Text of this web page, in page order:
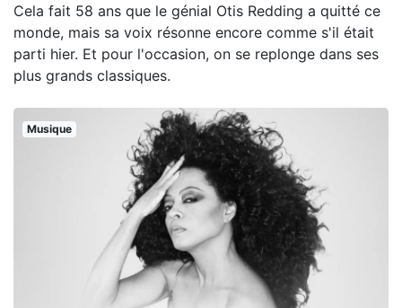
Cela fait 58 ans que le génial Otis Redding a quitté ce
monde, mais sa voix résonne encore comme s'il était
parti hier. Et pour l'occasion, on se replonge dans ses
plus grands classiques.
Musique